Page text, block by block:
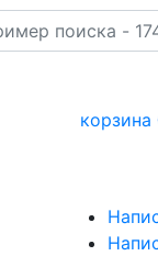
корзина